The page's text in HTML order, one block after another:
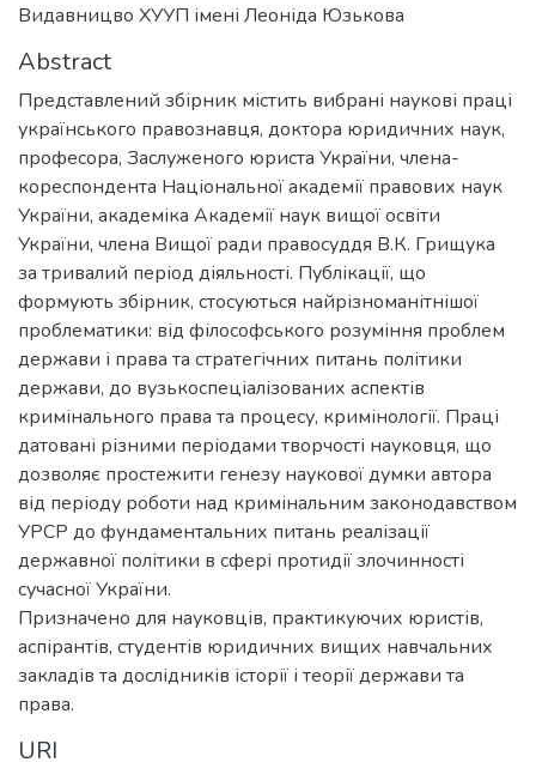
Видавницво ХУУП імені Леоніда Юзькова
Abstract
Представлений збірник містить вибрані наукові праці
українського правознавця, доктора юридичних наук,
професора, Заслуженого юриста України, члена-
кореспондента Національної академії правових наук
України, академіка Академії наук вищої освіти
України, члена Вищої ради правосуддя В.К. Грищука
за тривалий період діяльності. Публікації, що
формують збірник, стосуються найрізноманітнішої
проблематики: від філософського розуміння проблем
держави і права та стратегічних питань політики
держави, до вузькоспеціалізованих аспектів
кримінального права та процесу, кримінології. Праці
датовані різними періодами творчості науковця, що
дозволяє простежити генезу наукової думки автора
від періоду роботи над кримінальним законодавством
УРСР до фундаментальних питань реалізації
державної політики в сфері протидії злочинності
сучасної України.
Призначено для науковців, практикуючих юристів,
аспірантів, студентів юридичних вищих навчальних
закладів та дослідників історії і теорії держави та
права.
URI